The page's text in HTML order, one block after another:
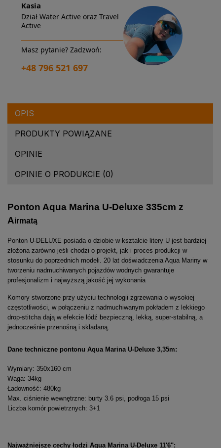
Kasia
Dział Water Active oraz Travel
Active
Masz pytanie? Zadzwoń:
+48 796 521 697
OPIS
PRODUKTY POWIĄZANE
OPINIE
OPINIE O PRODUKCIE (0)
Ponton Aqua Marina U-Deluxe 335cm z
Airmatą
Ponton U-DELUXE posiada o dziobie w kształcie litery U jest bardziej
złożona zarówno jeśli chodzi o projekt, jak i proces produkcji w
stosunku do poprzednich modeli. 20 lat doświadczenia Aqua Mariny w
tworzeniu nadmuchiwanych pojazdów wodnych gwarantuje
profesjonalizm i najwyższą jakość jej wykonania
Komory stworzone przy użyciu technologii zgrzewania o wysokiej
częstotliwości, w połączeniu z nadmuchiwanym pokładem z lekkiego
drop-stitcha dają w efekcie łódź bezpieczną, lekką, super-stabilną, a
jednocześnie przenośną i składaną.
Dane techniczne pontonu Aqua Marina U-Deluxe 3,35m:
Wymiary: 350x160 cm
Waga: 34kg
Ładowność: 480kg
Max. ciśnienie wewnętrzne: burty 3.6 psi, podłoga 15 psi
Liczba komór powietrznych: 3+1
Najważniejsze cechy łodzi Aqua Marina U-Deluxe 11'6":